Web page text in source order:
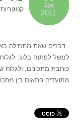
אוג
2011
. דברים שאת מתחילה
למשל לפתוח בלוג.
כותבת מתכונים,
מתועדים פתאום בין